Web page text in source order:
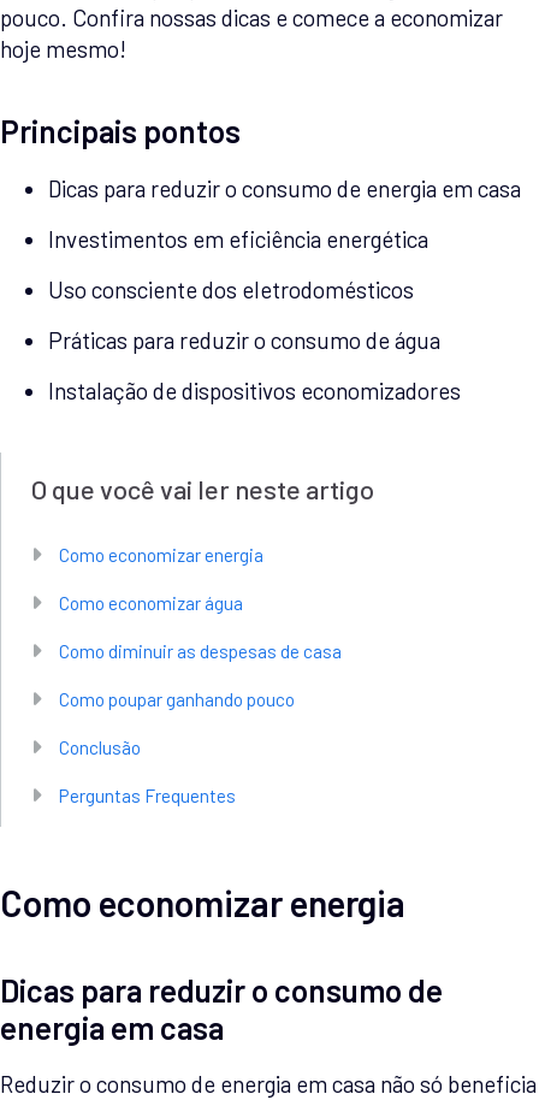
pouco. Confira nossas dicas e comece a economizar
hoje mesmo!
Principais pontos
Dicas para reduzir o consumo de energia em casa
Investimentos em eficiência energética
Uso consciente dos eletrodomésticos
Práticas para reduzir o consumo de água
Instalação de dispositivos economizadores
O que você vai ler neste artigo
Como economizar energia
Como economizar água
Como diminuir as despesas de casa
Como poupar ganhando pouco
Conclusão
Perguntas Frequentes
Como economizar energia
Dicas para reduzir o consumo de
energia em casa
Reduzir o consumo de energia em casa não só beneficia